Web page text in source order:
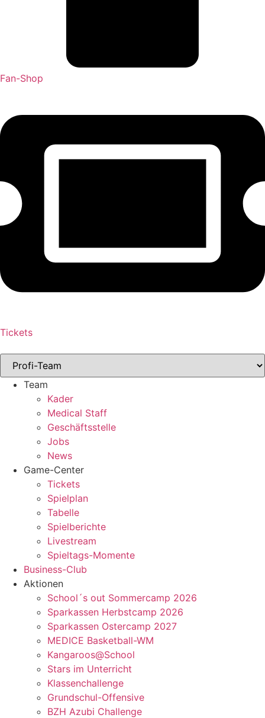
Fan-Shop
Tickets
Team
Kader
Medical Staff
Geschäftsstelle
Jobs
News
Game-Center
Tickets
Spielplan
Tabelle
Spielberichte
Livestream
Spieltags-Momente
Business-Club
Aktionen
School´s out Sommercamp 2026
Sparkassen Herbstcamp 2026
Sparkassen Ostercamp 2027
MEDICE Basketball-WM
Kangaroos@School
Stars im Unterricht
Klassenchallenge
Grundschul-Offensive
BZH Azubi Challenge